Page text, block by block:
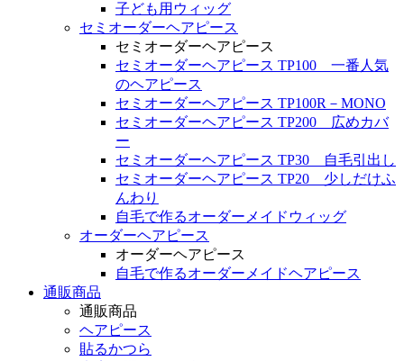
子ども用ウィッグ
セミオーダーヘアピース
セミオーダーヘアピース
セミオーダーヘアピース TP100 一番人気
のヘアピース
セミオーダーヘアピース TP100R－MONO
セミオーダーヘアピース TP200 広めカバ
ー
セミオーダーヘアピース TP30 自毛引出し
セミオーダーヘアピース TP20 少しだけふ
んわり
自毛で作るオーダーメイドウィッグ
オーダーヘアピース
オーダーヘアピース
自毛で作るオーダーメイドヘアピース
通販商品
通販商品
ヘアピース
貼るかつら